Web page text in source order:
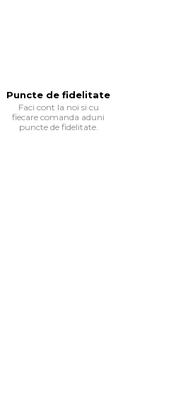
Puncte de fidelitate
Faci cont la noi si cu
fiecare comanda aduni
puncte de fidelitate.